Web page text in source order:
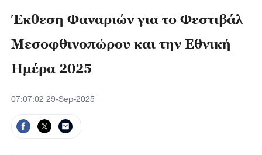
Έκθεση Φαναριών για το Φεστιβάλ
Μεσοφθινοπώρου και την Εθνική
Ημέρα 2025
07:07:02 29-Sep-2025